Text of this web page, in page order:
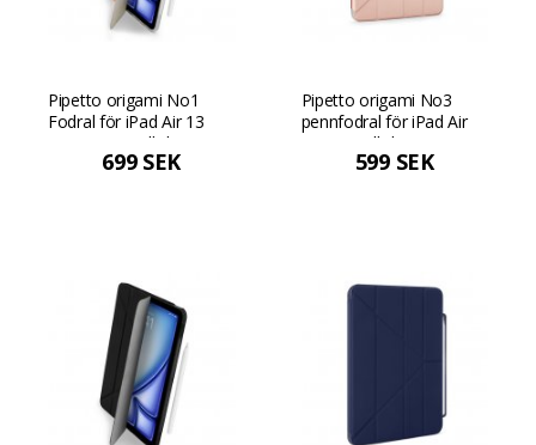
Pipetto origami No1
Fodral för iPad Air 13
(2024) - Metallisk rosa
699 SEK
Pipetto origami No3
pennfodral för iPad Air
11 - Metallisk rosa
599 SEK